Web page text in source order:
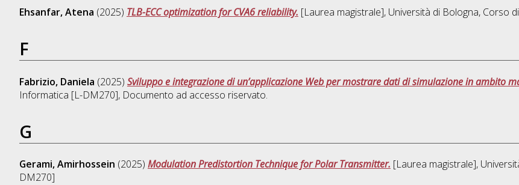
Ehsanfar, Atena (2025) TLB-ECC optimization for CVA6 reliability. [Laurea magistrale], Università di Bologna, Corso
F
Fabrizio, Daniela (2025) Sviluppo e integrazione di un’applicazione Web per mostrare dati di simulazione in ambito
Informatica [L-DM270], Documento ad accesso riservato.
G
Gerami, Amirhossein (2025) Modulation Predistortion Technique for Polar Transmitter. [Laurea magistrale],
DM270]